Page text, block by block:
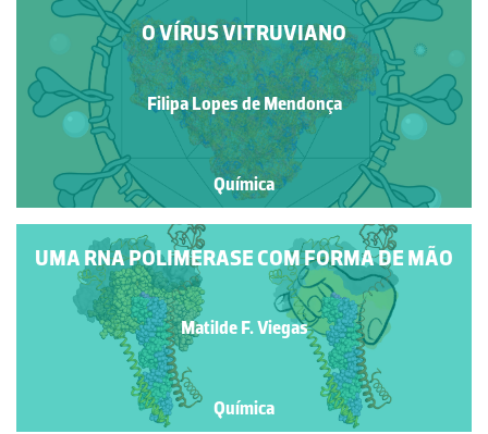
O VÍRUS VITRUVIANO
Filipa Lopes de Mendonça
Química
UMA RNA POLIMERASE COM FORMA DE MÃO
Matilde F. Viegas
Química